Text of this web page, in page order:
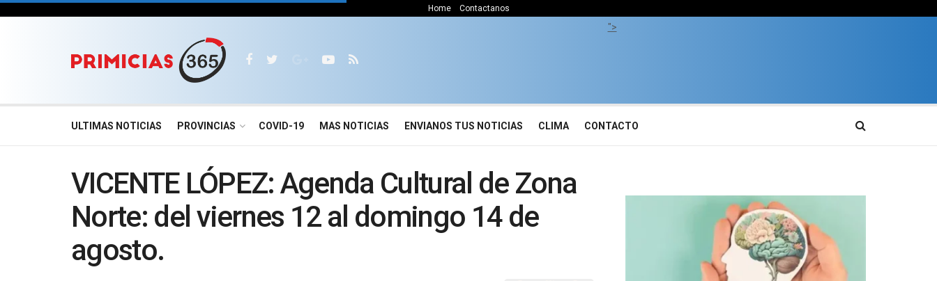
Home Contactanos
">
ULTIMAS NOTICIAS PROVINCIAS COVID-19 MAS NOTICIAS ENVIANOS TUS NOTICIAS CLIMA CONTACTO
VICENTE LÓPEZ: Agenda Cultural de Zona
Norte: del viernes 12 al domingo 14 de
agosto.